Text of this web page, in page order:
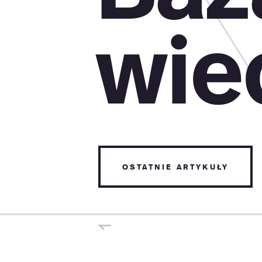
ostatnie artykuły